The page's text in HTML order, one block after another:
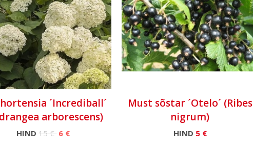
´Incrediball´
arborescens)
HIND 15 € 6 €
Must sõstar ´Otelo´ (Ribes
nigrum)
HIND 5 €